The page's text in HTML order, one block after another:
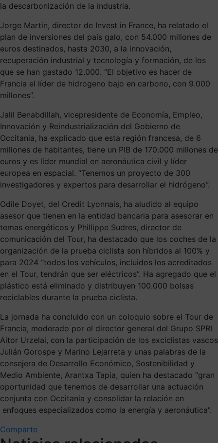
la descarbonización de la industria.
Jorge Martin, director de Invest in France, ha relatado el
plan de inversiones del país galo, con 54.000 millones de
euros destinados, hasta 2030, a la innovación,
recuperación industrial y tecnología y formación, de los
que se han gastado 12.000. “El objetivo es hacer de
Francia el líder de hidrogeno bajo en carbono, con 9.000
millones”.
Jalil Benabdillah, vicepresidente de Economía, Empleo,
Innovación y Reindustrialización del Gobierno de
Occitania, ha explicado que esta región francesa, de 6
millones de habitantes, tiene un PIB de 170.000 millones de
euros y es líder mundial en aeronáutica civil y líder
europea en espacial. “Tenemos un proyecto de 300
investigadores y expertos para desarrollar el hidrógeno”.
Odile Doyet, del Credit Lyonnais, ha aludido al equipo
asesor que tienen en la entidad bancaria para asesorar en
temas energéticos y Phillippe Sudres, director de
comunicación del Tour, ha destacado que los coches de la
organización de la prueba ciclista son híbridos al 100% y
para 2024 “todos los vehículos, incluidos los acreditados
en el Tour, tendrán que ser eléctricos”. Ha agregado que el
plástico está eliminado y distribuyen 100.000 bolsas
reciclables durante la prueba ciclista.
La jornada ha concluido con un coloquio sobre el Tour de
Francia, moderado por el director general del Grupo SPRI
Aitor Urzelai, con la participación de los exciclistas vascos
Julián Gorospe y Marino Lejarreta y unas palabras de la
consejera de Desarrollo Económico, Sostenibilidad y
Medio Ambiente, Arantxa Tapia, quien ha destacado “gran
oportunidad que tenemos de desarrollar una actuación
conjunta con Occitania y consolidar la relación en
enfoques especializados como la energía y aeronáutica”.
Comparte